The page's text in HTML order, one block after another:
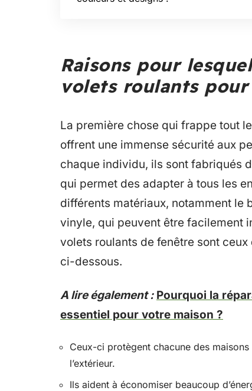
Raisons pour
volets roulants
La première chose qui frappe tout
offrent une immense sécurité aux
chaque individu, ils sont fabriqués
qui permet des adapter à tous les
différents matériaux, notamment le
vinyle, qui peuvent être facilement
volets roulants de fenêtre sont
ci-dessous.
A lire également : Pourquoi la
essentiel pour votre maison ?
Ceux-ci protègent chacune des
l’extérieur.
Ils aident à économiser beaucoup